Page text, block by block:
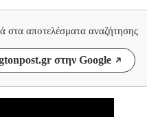
στα αποτελέσματα αναζήτησης
στην Google